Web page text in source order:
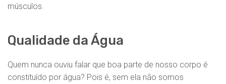
músculos.
Qualidade da Água
Quem nunca ouviu falar que boa parte de nosso corpo é
constituído por água? Pois é, sem ela não somos